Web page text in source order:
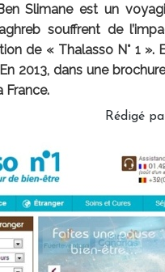
Slimane est un
souffrent de
de « Thalasso N° 1 ».
2013, dans une
France.
Rédigé